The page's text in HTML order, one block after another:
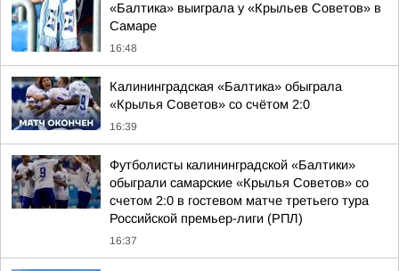
«Балтика» выиграла у «Крыльев Советов» в
Самаре
16:48
Калининградская «Балтика» обыграла
«Крылья Советов» со счётом 2:0
16:39
Футболисты калининградской «Балтики»
обыграли самарские «Крылья Советов» со
счетом 2:0 в гостевом матче третьего тура
Российской премьер-лиги (РПЛ)
16:37